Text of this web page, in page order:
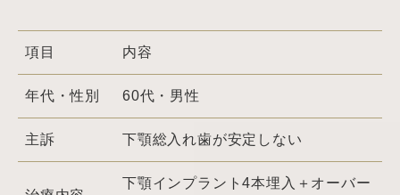
項目 内容
年代・性別 60代・男性
主訴 下顎総入れ歯が安定しない
下顎インプラント4本埋入＋オーバー